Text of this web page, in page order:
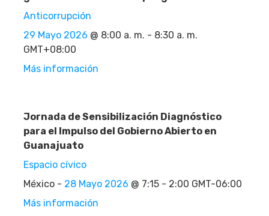
Anticorrupción
29 Mayo 2026 @ 8:00 a. m. - 8:30 a. m.
GMT+08:00
Más información
Jornada de Sensibilización Diagnóstico
para el Impulso del Gobierno Abierto en
Guanajuato
Espacio cívico
México - 28 Mayo 2026 @ 7:15 - 2:00 GMT-06:00
Más información